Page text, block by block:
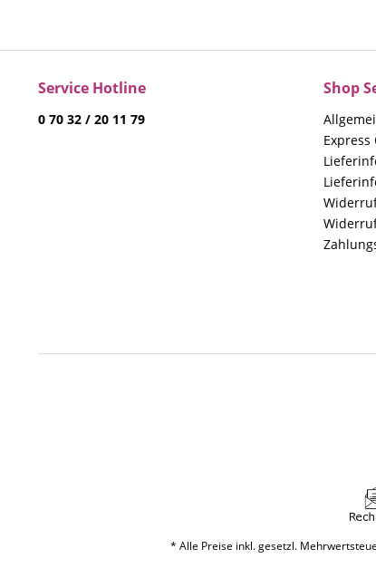
Service Hotline
0 70 32 / 20 11 79
Shop
* Alle Preise inkl. gesetzl.